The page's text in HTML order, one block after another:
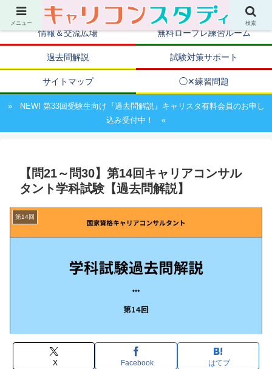
キャリアコンサルタント資格取得のための試験対策ポータルサイト
情報＆交流広場 無料ロープレ練習ルーム
過去問解説 試験対策サポート
サイトマップ ◯✕練習問題
» NEW! 第33回受験生向け『過去問解説』キャリスタ有料会員のお申し
込み受付中！ «
【問21～問30】第14回キャリアコンサル
タント学科試験【過去問解説】
第14回
X Facebook はてブ
メニュー 検索